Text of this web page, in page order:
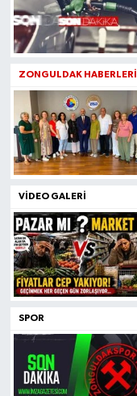
ZONGULDAK HABERLERI
VİDEO GALERİ
SPOR
DEVREK
DÜZCE
EREĞLİ
GÖKÇEBEY
KARABÜK
KASTAMONU